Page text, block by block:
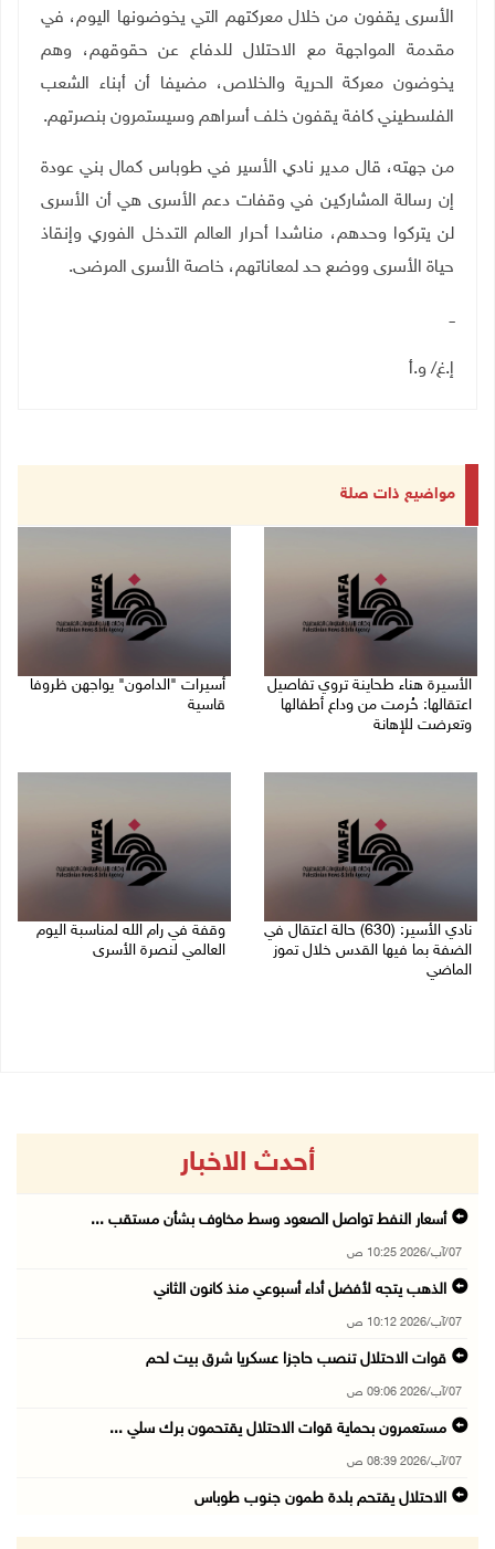
الأسرى يقفون من خلال معركتهم التي يخوضونها اليوم، في
مقدمة المواجهة مع الاحتلال للدفاع عن حقوقهم، وهم
يخوضون معركة الحرية والخلاص، مضيفا أن أبناء الشعب
الفلسطيني كافة يقفون خلف أسراهم وسيستمرون بنصرتهم.
من جهته، قال مدير نادي الأسير في طوباس كمال بني عودة
إن رسالة المشاركين في وقفات دعم الأسرى هي أن الأسرى
لن يتركوا وحدهم، مناشدا أحرار العالم التدخل الفوري وإنقاذ
حياة الأسرى ووضع حد لمعاناتهم، خاصة الأسرى المرضى.
ــ
إ.غ/ و.أ
مواضيع ذات صلة
الأسيرة هناء طحاينة تروي تفاصيل
اعتقالها: حُرمت من وداع أطفالها
وتعرضت للإهانة
أسيرات "الدامون" يواجهن ظروفا
قاسية
نادي الأسير: (630) حالة اعتقال في
الضفة بما فيها القدس خلال تموز
الماضي
وقفة في رام الله لمناسبة اليوم
العالمي لنصرة الأسرى
أحدث الاخبار
أسعار النفط تواصل الصعود وسط مخاوف بشأن مستقب ...
07/آب/2026 10:25 ص
الذهب يتجه لأفضل أداء أسبوعي منذ كانون الثاني
07/آب/2026 10:12 ص
قوات الاحتلال تنصب حاجزا عسكريا شرق بيت لحم
07/آب/2026 09:06 ص
مستعمرون بحماية قوات الاحتلال يقتحمون برك سلي ...
07/آب/2026 08:39 ص
الاحتلال يقتحم بلدة طمون جنوب طوباس